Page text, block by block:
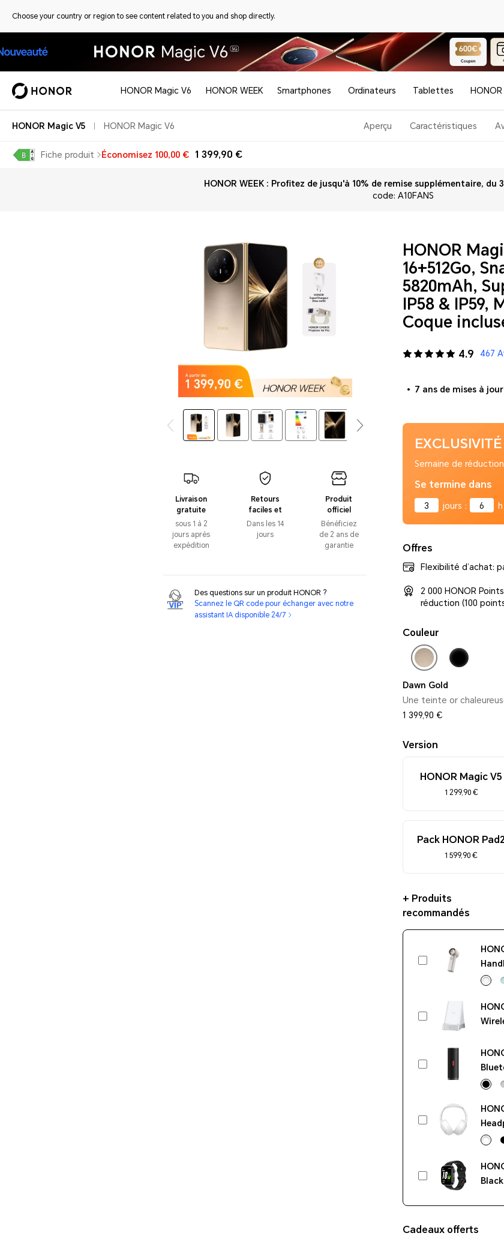
Choose your country or region to see content related to you and shop directly.
HONOR Magic V6 HONOR WEEK Smartphones Ordinateurs Tablettes
HONOR Magic V5 HONOR Magic V6 Aperçu Caractéristiques
Fiche produit Économisez 100,00 € 1 399,90 €
HONOR WEEK : Profitez de jusqu'à 10% de remise supplémentaire, du
code: A10FANS
Livraison
gratuite
sous 1 à 2
jours après
expédition
Retours
faciles et
gratuits
Dans les 14
jours
Produit
officiel
certifié
Bénéficiez
de 2 ans de
garantie
Des questions sur un produit HONOR ?
Scannez le QR code pour échanger avec notre
assistant IA disponible 24/7
HONOR
16+512Go,
5820mAh,
IP58 & IP59,
Coque
4.9 467
7 ans de mises à
Semaine de
Se termine dans
3 jours : 6 h
Offres
Flexibilité d’achat:
2 000 HONOR
réduction (100
Couleur
Dawn Gold
Une teinte or
1 399,90 €
Version
HONOR Magic V5
1 299,90 €
Pack HONOR Pad2
1 599,90 €
+ Produits
recommandés
Black
Black
Cadeaux offerts